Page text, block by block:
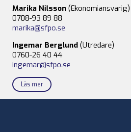
Marika Nilsson (Ekonomiansvarig)
0708-93 89 88
marika@sfpo.se
Ingemar Berglund (Utredare)
0760-26 40 44
ingemar@sfpo.se
Läs mer